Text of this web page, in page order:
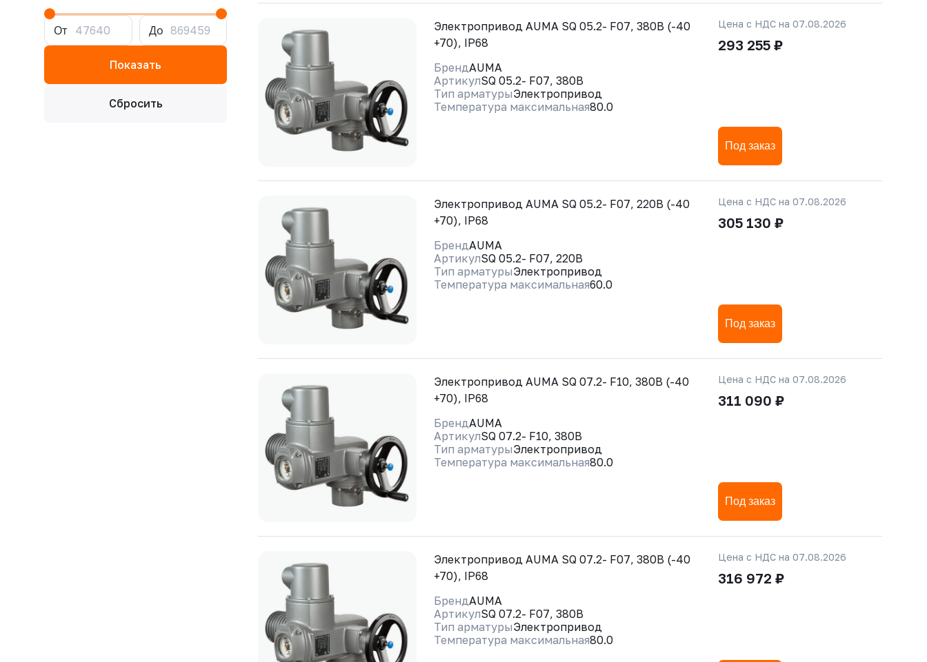
От До
Электропривод AUMA SQ 05.2- F07, 380В (-40
+70), IP68
БрендAUMA
АртикулSQ 05.2- F07, 380В
Тип арматурыЭлектропривод
Температура максимальная80.0
Цена с НДС на 07.08.2026
293 255 ₽
Под заказ
Электропривод AUMA SQ 05.2- F07, 220В (-40
+70), IP68
БрендAUMA
АртикулSQ 05.2- F07, 220В
Тип арматурыЭлектропривод
Температура максимальная60.0
Цена с НДС на 07.08.2026
305 130 ₽
Под заказ
Электропривод AUMA SQ 07.2- F10, 380В (-40
+70), IP68
БрендAUMA
АртикулSQ 07.2- F10, 380В
Тип арматурыЭлектропривод
Температура максимальная80.0
Цена с НДС на 07.08.2026
311 090 ₽
Под заказ
Электропривод AUMA SQ 07.2- F07, 380В (-40
+70), IP68
БрендAUMA
АртикулSQ 07.2- F07, 380В
Тип арматурыЭлектропривод
Температура максимальная80.0
Цена с НДС на 07.08.2026
316 972 ₽